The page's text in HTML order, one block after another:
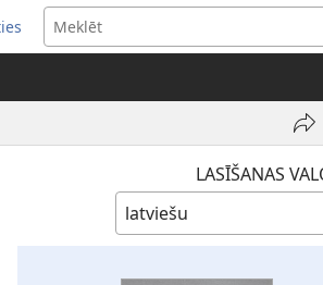
LASĪŠANAS